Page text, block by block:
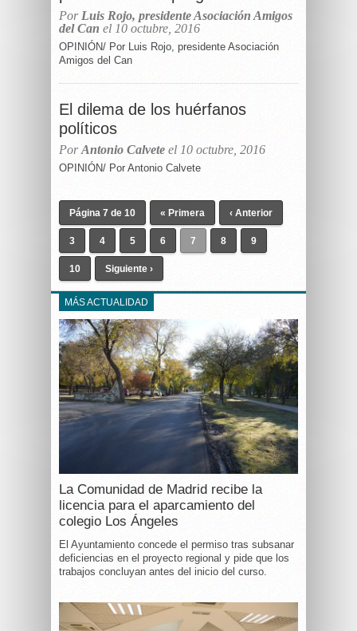
Por Luis Rojo, presidente Asociación Amigos
del Can el 10 octubre, 2016
OPINIÓN/ Por Luis Rojo, presidente Asociación
Amigos del Can
El dilema de los huérfanos
políticos
PorAntonio Calvete el 10 octubre, 2016
OPINIÓN/ Por Antonio Calvete
Página 7 de 10 « Primera ‹ Anterior
3 4 5 6 7 8 9
10 Siguiente ›
MÁS ACTUALIDAD
La Comunidad de Madrid recibe la
licencia para el aparcamiento del
colegio Los Ángeles
El Ayuntamiento concede el permiso tras subsanar
deficiencias en el proyecto regional y pide que los
trabajos concluyan antes del inicio del curso.